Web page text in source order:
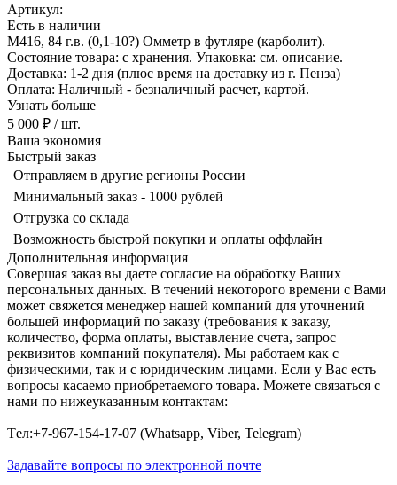
Артикул:
Есть в наличии
М416, 84 г.в. (0,1-10?) Омметр в футляре (карболит).
Состояние товара: с хранения. Упаковка: см. описание.
Доставка: 1-2 дня (плюс время на доставку из г. Пенза)
Оплата: Наличный - безналичный расчет, картой.
Узнать больше
5 000 ₽ / шт.
Ваша экономия
Быстрый заказ
Отправляем в другие регионы России
Минимальный заказ - 1000 рублей
Отгрузка со склада
Возможность быстрой покупки и оплаты оффлайн
Дополнительная информация
Совершая заказ вы даете согласие на обработку Ваших
персональных данных. В течений некоторого времени с Вами
может свяжется менеджер нашей компаний для уточнений
большей информаций по заказу (требования к заказу,
количество, форма оплаты, выставление счета, запрос
реквизитов компаний покупателя). Мы работаем как с
физическими, так и с юридическим лицами. Если у Вас есть
вопросы касаемо приобретаемого товара. Можете связаться с
нами по нижеуказанным контактам:
Tел:+7-967-154-17-07 (Whatsapp, Viber, Telegram)
Задавайте вопросы по электронной почте